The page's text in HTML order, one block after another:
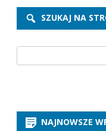
SZUKAJ NA
NAJNOWSZE